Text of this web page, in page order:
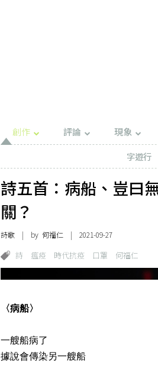
創作 評論 現象
字遊行
詩五首：病船、豈曰
關？
詩歌 | by 何福仁 | 2021-09-27
詩 瘟疫 時代抗疫 口罩 何福仁
〈病船〉
一艘船病了
據說會傳染另一艘船